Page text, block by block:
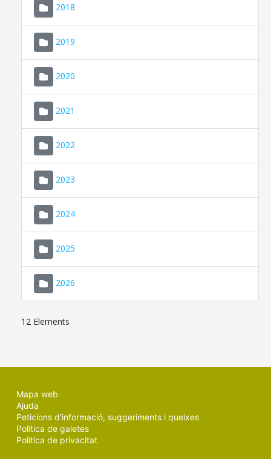
2018
2019
2020
2021
2022
2023
2024
2025
2026
12 Elements
Mapa web
Ajuda
Peticions d'informació, suggeriments i queixes
Política de galetes
Política de privacitat